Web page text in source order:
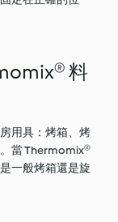
料
用具：烤箱、烤
當 Thermomix®
一般烤箱還是旋